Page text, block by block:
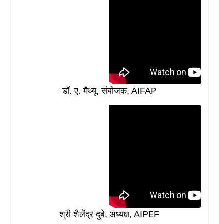
डॉ. ए. मैथ्यू, संयोजक, AIFAP
श्री शैलेंद्र दुबे, अध्यक्ष, AIPEF